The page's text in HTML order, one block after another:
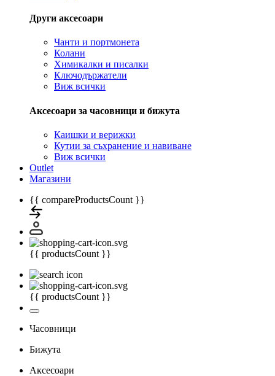
Други аксесоари
Чанти и портмонета
Колани
Химикалки и писалки
Ключодържатели
Виж всички
Аксесоари за часовници и бижута
Каишки и верижки
Кутии за съхранение и навиване
Виж всички
Outlet
Магазини
{{ compareProductsCount }}
{{ productsCount }}
{{ productsCount }}
Часовници
Бижута
Аксесоари